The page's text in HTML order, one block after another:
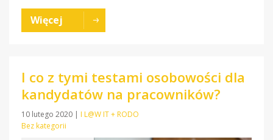
Więcej
I co z tymi testami osobowości dla
kandydatów na pracowników?
10 lutego 2020 | I L@W IT + RODO
Bez kategorii